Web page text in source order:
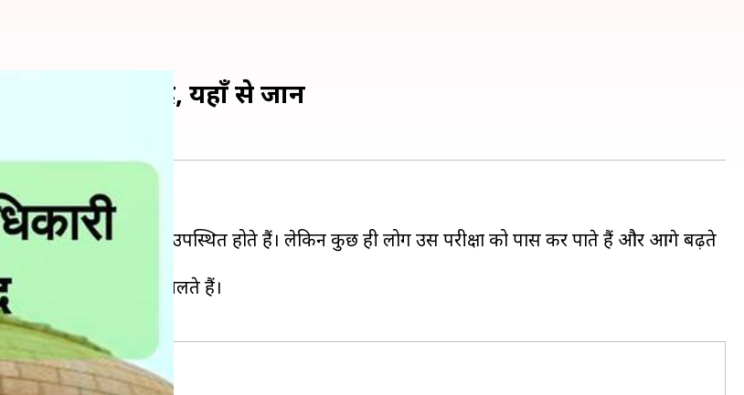
कौन-कौन से पद, यहाँ से जानें
सेवा है।
IAS अधिकारी बनने के लिए उपस्थित होते हैं। लेकिन कुछ ही लोग उस परीक्षा को पास कर पाते हैं और आगे बढ़ते
बाद कौन-कौन से पद मिलते हैं।